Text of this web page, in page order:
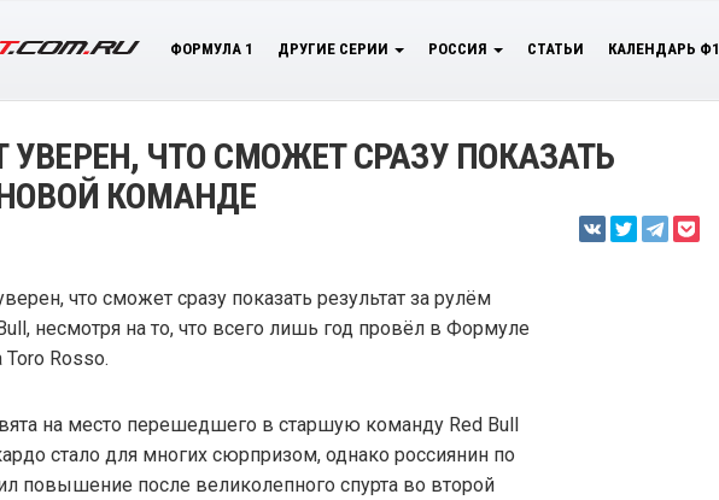
ФОРМУЛА 1 ДРУГИЕ СЕРИИ РОССИЯ СТАТЬИ КАЛЕНДАРЬ Ф1
УВЕРЕН, ЧТО СМОЖЕТ СРАЗУ ПОКАЗАТЬ
КОМАНДЕ
что сможет сразу показать результат за рулём
несмотря на то, что всего лишь год провёл в Формуле
Toro Rosso.
на место перешедшего в старшую команду Red Bull
стало для многих сюрпризом, однако россиянин по
повышение после великолепного спурта во второй